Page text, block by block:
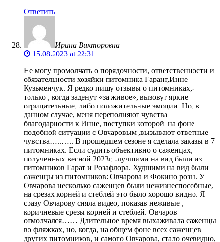
Ответить
Ирина Викторовна
15.08.2023 at 22:31
Не могу промолчать о порядочности, ответственности и
обязательности хозяйки питомника Гарант,Инне
Кузьменчук. Я редко пишу отзывы о питомниках,-
только , когда заденут «за живое», вызовут яркие
отрицательные, либо положительные эмоции. Но, в
данном случае, меня переполняют чувства
благодарности к Инне, поступки которой, на фоне
подобной ситуации с Овчаровым ,вызывают ответные
чувства…..….. В прошедшем сезоне я сделала заказы в 7
питомниках. Если судить объективно о саженцах,
полученных весной 2023г, -лучшими на вид были из
питомников Гарат и Розафлора. Худшими на вид были
саженцы из питомников: Овчарова и Фокино розы. У
Овчарова несколько саженцев были нежизнеспособные,
на срезах корней и стеблей это было хорошо видно. Я
сразу Овчарову сняла видео, показав неживые ,
коричневые срезы корней и стеблей. Овчаров
отмолчался…… Длительное время выхаживала саженцы
во фляжках, но, когда, на общем фоне всех саженцев
других питомников, и самого Овчарова, стало очевидно,